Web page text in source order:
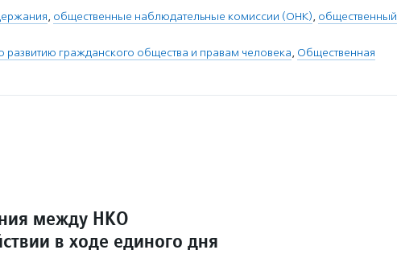
, общественные наблюдательные комиссии (ОНК), общественный
развитию гражданского общества и правам человека, Общественная
между НКО
в ходе единого дня